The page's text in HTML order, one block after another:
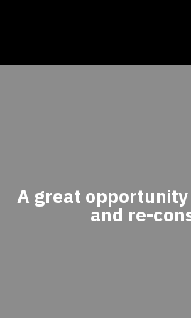
A great
and re-